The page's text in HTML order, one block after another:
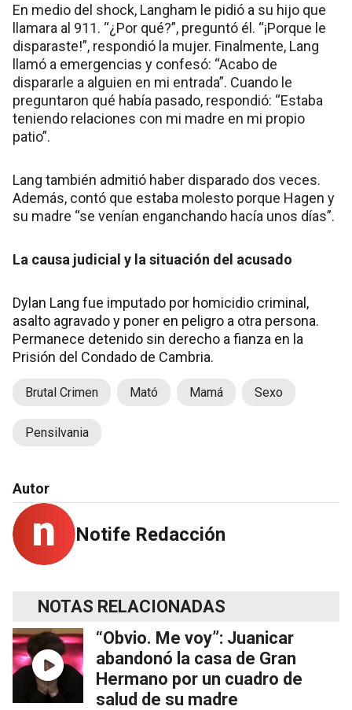
En medio del shock, Langham le pidió a su hijo que
llamara al 911. “¿Por qué?”, preguntó él. “¡Porque le
disparaste!”, respondió la mujer. Finalmente, Lang
llamó a emergencias y confesó: “Acabo de
dispararle a alguien en mi entrada”. Cuando le
preguntaron qué había pasado, respondió: “Estaba
teniendo relaciones con mi madre en mi propio
patio”.
Lang también admitió haber disparado dos veces.
Además, contó que estaba molesto porque Hagen y
su madre “se venían enganchando hacía unos días”.
La causa judicial y la situación del acusado
Dylan Lang fue imputado por homicidio criminal,
asalto agravado y poner en peligro a otra persona.
Permanece detenido sin derecho a fianza en la
Prisión del Condado de Cambria.
Brutal Crimen Mató Mamá Sexo
Pensilvania
Autor
Notife Redacción
NOTAS RELACIONADAS
“Obvio. Me voy”: Juanicar
abandonó la casa de Gran
Hermano por un cuadro de
salud de su madre